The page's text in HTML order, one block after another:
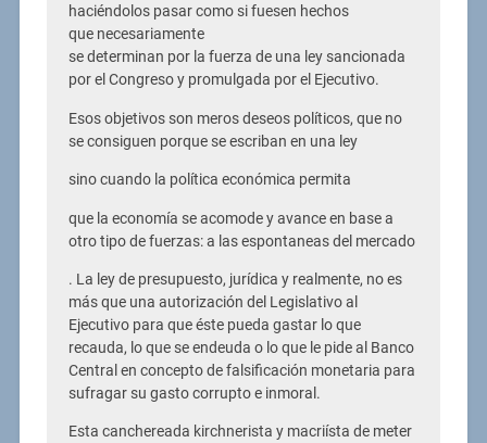
haciéndolos pasar como si fuesen hechos
que necesariamente
se determinan por la fuerza de una ley sancionada
por el Congreso y promulgada por el Ejecutivo.
Esos objetivos son meros deseos políticos, que no
se consiguen porque se escriban en una ley
sino cuando la política económica permita
que la economía se acomode y avance en base a
otro tipo de fuerzas: a las espontaneas del mercado
. La ley de presupuesto, jurídica y realmente, no es
más que una autorización del Legislativo al
Ejecutivo para que éste pueda gastar lo que
recauda, lo que se endeuda o lo que le pide al Banco
Central en concepto de falsificación monetaria para
sufragar su gasto corrupto e inmoral.
Esta canchereada kirchnerista y macriísta de meter